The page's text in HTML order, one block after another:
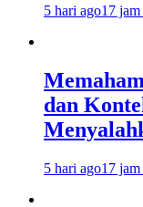
5 hari ago17 jam
dan
5 hari ago17 jam